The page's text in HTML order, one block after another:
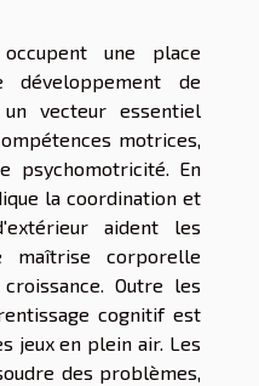
une place
développement de
vecteur essentiel
motrices,
psychomotricité. En
la coordination et
aident les
maîtrise corporelle
Outre les
cognitif est
jeux en plein air. Les
des problèmes,